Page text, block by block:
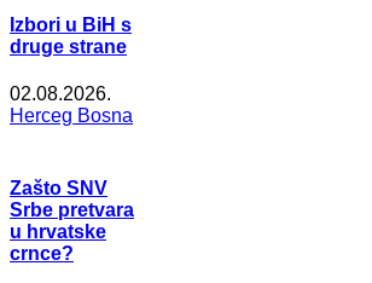
Izbori u BiH s
druge strane
02.08.2026.
Herceg Bosna
Zašto SNV
Srbe pretvara
u hrvatske
crnce?